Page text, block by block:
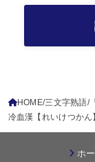
HOME 三文字熟語
冷血漢【れいけつかん
ホ